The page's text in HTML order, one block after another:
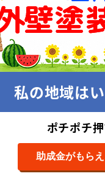
ーン(山梨県/甲府市)
私の地域は
ポチポチ
助成金がもら